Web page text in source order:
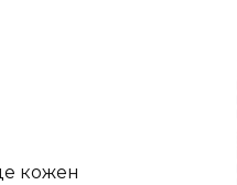
кожен